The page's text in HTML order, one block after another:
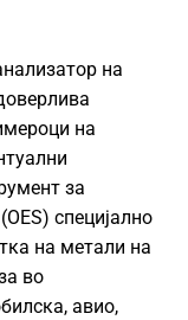
на
на
за
специјално
на метали на
во
авио,